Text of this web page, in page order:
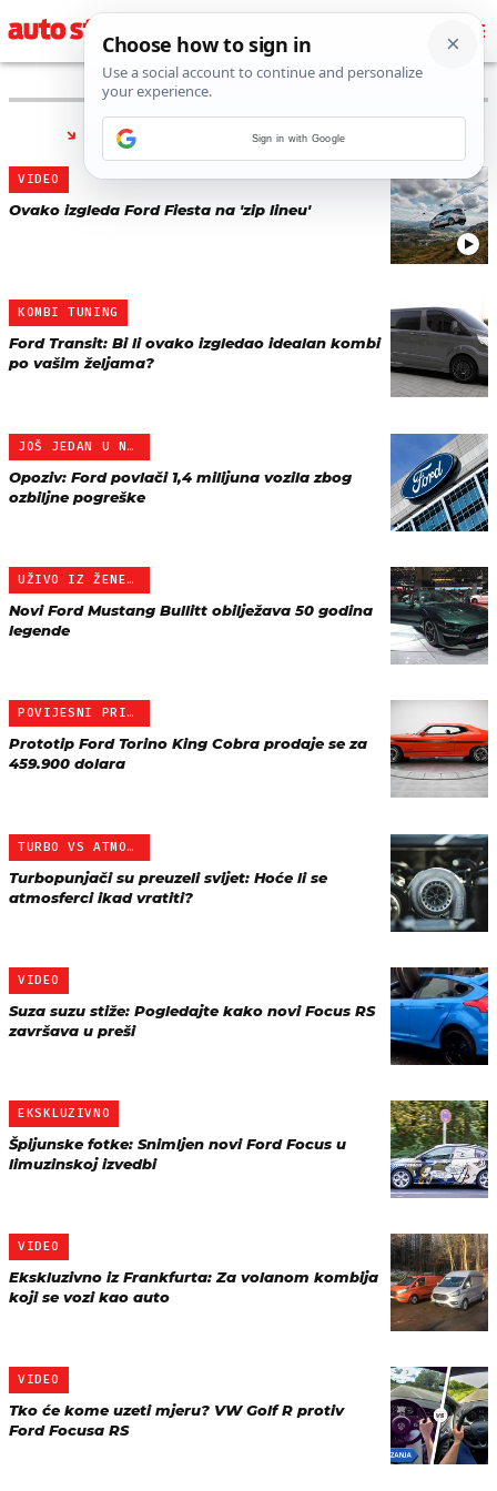
PRONAĐENO 27 REZULTATA ZA TAG “
VIDEO
Ovako izgleda Ford Fiesta na 'zip lineu'
KOMBI TUNING
Ford Transit: Bi li ovako izgledao idealan kombi
po vašim željama?
JOŠ JEDAN U NIZU
Opoziv: Ford povlači 1,4 milijuna vozila zbog
ozbiljne pogreške
UŽIVO IZ ŽENEVE
Novi Ford Mustang Bullitt obilježava 50 godina
legende
POVIJESNI PRIMJERAK
Prototip Ford Torino King Cobra prodaje se za
459.900 dolara
TURBO VS ATMOSFERSKI
Turbopunjači su preuzeli svijet: Hoće li se
atmosferci ikad vratiti?
VIDEO
Suza suzu stiže: Pogledajte kako novi Focus RS
završava u preši
EKSKLUZIVNO
Špijunske fotke: Snimljen novi Ford Focus u
limuzinskoj izvedbi
VIDEO
Ekskluzivno iz Frankfurta: Za volanom kombija
koji se vozi kao auto
VIDEO
Tko će kome uzeti mjeru? VW Golf R protiv
Ford Focusa RS
Sign in with Google